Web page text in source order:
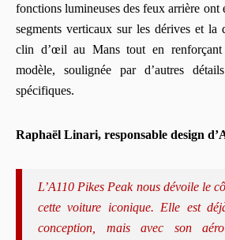
fonctions lumineuses des feux arrière ont
segments verticaux sur les dérives et la
clin d’œil au Mans tout en
modèle, soulignée par d’autres
spécifiques.
Raphaël Linari, responsable design
L’A110 Pikes Peak nous dévoile le
cette voiture iconique. Elle est
conception, mais avec son